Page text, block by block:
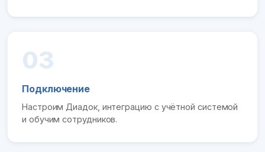
03
Подключение
Настроим Диадок, интеграцию с учётной системой
и обучим сотрудников.